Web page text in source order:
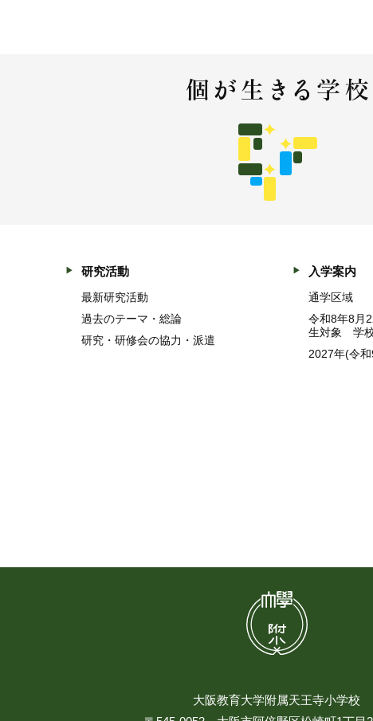
研究活動
最新研究活動
過去のテーマ・総論
研究・研修会の協力・派遣
入学案内
通学区域
令和8年8月
生対象 学
2027年(令
大阪教育大学附属天王寺小学校